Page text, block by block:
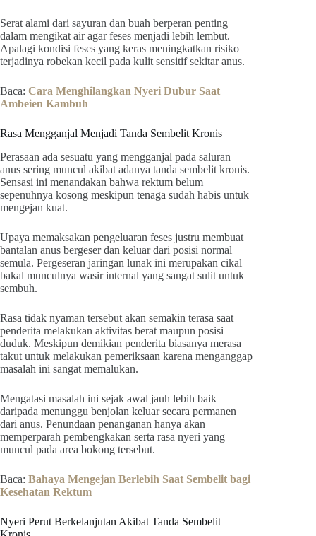
Serat alami dari sayuran dan buah berperan penting
dalam mengikat air agar feses menjadi lebih lembut.
Apalagi kondisi feses yang keras meningkatkan risiko
terjadinya robekan kecil pada kulit sensitif sekitar anus.
Baca: Cara Menghilangkan Nyeri Dubur Saat
Ambeien Kambuh
Rasa Mengganjal Menjadi Tanda Sembelit Kronis
Perasaan ada sesuatu yang mengganjal pada saluran
anus sering muncul akibat adanya tanda sembelit kronis.
Sensasi ini menandakan bahwa rektum belum
sepenuhnya kosong meskipun tenaga sudah habis untuk
mengejan kuat.
Upaya memaksakan pengeluaran feses justru membuat
bantalan anus bergeser dan keluar dari posisi normal
semula. Pergeseran jaringan lunak ini merupakan cikal
bakal munculnya wasir internal yang sangat sulit untuk
sembuh.
Rasa tidak nyaman tersebut akan semakin terasa saat
penderita melakukan aktivitas berat maupun posisi
duduk. Meskipun demikian penderita biasanya merasa
takut untuk melakukan pemeriksaan karena menganggap
masalah ini sangat memalukan.
Mengatasi masalah ini sejak awal jauh lebih baik
daripada menunggu benjolan keluar secara permanen
dari anus. Penundaan penanganan hanya akan
memperparah pembengkakan serta rasa nyeri yang
muncul pada area bokong tersebut.
Baca: Bahaya Mengejan Berlebih Saat Sembelit bagi
Kesehatan Rektum
Nyeri Perut Berkelanjutan Akibat Tanda Sembelit